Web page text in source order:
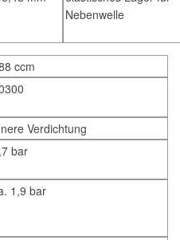
Nebenwelle
ccm
Verdichtung
bar
1,9 bar